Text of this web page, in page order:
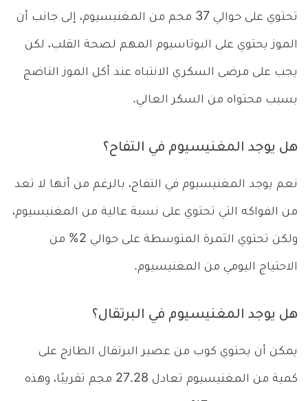
تحتوي على حوالي 37 مجم من المغنيسيوم، إلى جانب أن
الموز يحتوي على البوتاسيوم المهم لصحة القلب، لكن
يجب على مرضى السكري الانتباه عند أكل الموز الناضج
بسبب محتواه من السكر العالي.
هل يوجد المغنيسيوم في التفاح؟
نعم يوجد المغنيسيوم في التفاح، بالرغم من أنها لا تعد
من الفواكه التي تحتوي على نسبة عالية من المغنيسيوم،
ولكن تحتوي الثمرة المتوسطة على حوالي 2% من
الاحتياج اليومي من المغنيسيوم.
هل يوجد المغنيسيوم في البرتقال؟
يمكن أن يحتوي كوب من عصير البرتقال الطازج على
كمية من المغنيسيوم تعادل 27.28 مجم تقريبًا، وهذه